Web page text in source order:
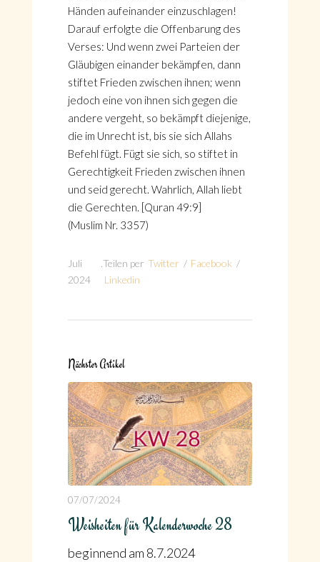
Händen aufeinander einzuschlagen!
Darauf erfolgte die Offenbarung des
Verses: Und wenn zwei Parteien der
Gläubigen einander bekämpfen, dann
stiftet Frieden zwischen ihnen; wenn
jedoch eine von ihnen sich gegen die
andere vergeht, so bekämpft diejenige,
die im Unrecht ist, bis sie sich Allahs
Befehl fügt. Fügt sie sich, so stiftet in
Gerechtigkeit Frieden zwischen ihnen
und seid gerecht. Wahrlich, Allah liebt
die Gerechten. [Quran 49:9]
(Muslim Nr. 3357)
Juli
2024
Teilen per Twitter / Facebook /
Linkedin
Nächster Artikel
07/07/2024
Weisheiten für Kalenderwoche 28
beginnend am 8.7.2024